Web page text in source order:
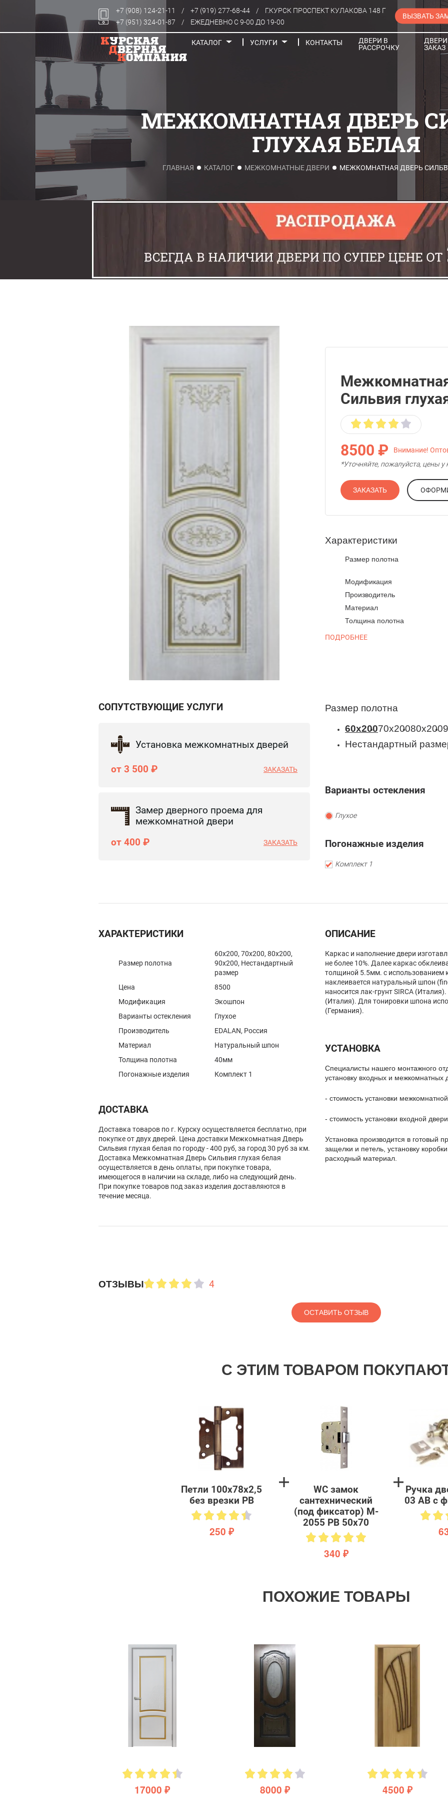
+7 (908) 124-21-11 / +7 (919) 277-68-44 /
Г.КУРСК ПРОСПЕКТ КУЛАКОВА 148 Г
+7 (951) 324-01-87
/ ЕЖЕДНЕВНО С 9-00 ДО 19-00
ВЫЗВАТЬ
КАТАЛОГ
Задвижки
Замки
УСЛУГИ КОНТАКТЫ
ДВЕРИ В
РАССРОЧКУ
ЗАКАЗ
МЕЖКОМНАТНАЯ ДВЕРЬ
ГЛУХАЯ БЕЛАЯ
ГЛАВНАЯ КАТАЛОГ МЕЖКОМНАТНЫЕ ДВЕРИ МЕЖКОМНАТНАЯ ДВЕРЬ
Сильвия
8500 ₽
Внимание!
*Уточняйте, пожалуйста, цены
ЗАКАЗАТЬ
Характеристики
Размер полотна
Модификация
Производитель
Материал
Толщина полотна
ПОДРОБНЕЕ
СОПУТСТВУЮЩИЕ УСЛУГИ
Установка межкомнатных дверей
от 3 500 ₽ ЗАКАЗАТЬ
Замер дверного проема для
межкомнатной двери
от 400 ₽
ЗАКАЗАТЬ
Размер полотна
60x20070x20080x200
Нестандартный
Варианты остекления
Глухое
Погонажные изделия
Комплект 1
ХАРАКТЕРИСТИКИ
Размер полотна
60x200, 70x200, 80x200,
90x200, Нестандартный
размер
Цена
8500
Модификация
Экошпон
Варианты остекления
Глухое
Производитель
EDALAN, Россия
Материал
Натуральный шпон
Толщина полотна
40мм
Погонажные изделия
Комплект 1
ДОСТАВКА
Доставка товаров по г. Курску осуществляется бесплатно, при
покупке от двух дверей. Цена доставки Межкомнатная Дверь
Сильвия глухая белая по городу - 400 руб, за город 30 руб за км.
Доставка Межкомнатная Дверь Сильвия глухая белая
осуществляется в день оплаты, при покупке товара,
имеющегося в наличии на складе, либо на следующий день.
При покупке товаров под заказ изделия доставляются в
течение месяца.
ОПИСАНИЕ
Каркас и наполнение двери
не более 10%. Далее каркас
толщиной 5.5мм. с
наклеивается натуральный шпон
наносится лак-грунт SIRCA
(Италия). Для тонировки шпона
(Германия).
УСТАНОВКА
Специалисты нашего монтажного
установку входных и межкомнатных
- стоимость установки
- стоимость установки входной
Установка производится в готовый
защелки и петель, установку
расходный материал.
ОТЗЫВЫ 4
ОСТАВИТЬ ОТЗЫВ
С ЭТИМ ТОВАРОМ
Петли 100х78х2,5
без врезки PB
250 ₽
WC замок
сантехнический
(под фиксатор) M-
2055 PB 50х70
340 ₽
Ручка
03 AB с
ПОХОЖИЕ ТОВАРЫ
17000 ₽ 8000 ₽ 4500 ₽